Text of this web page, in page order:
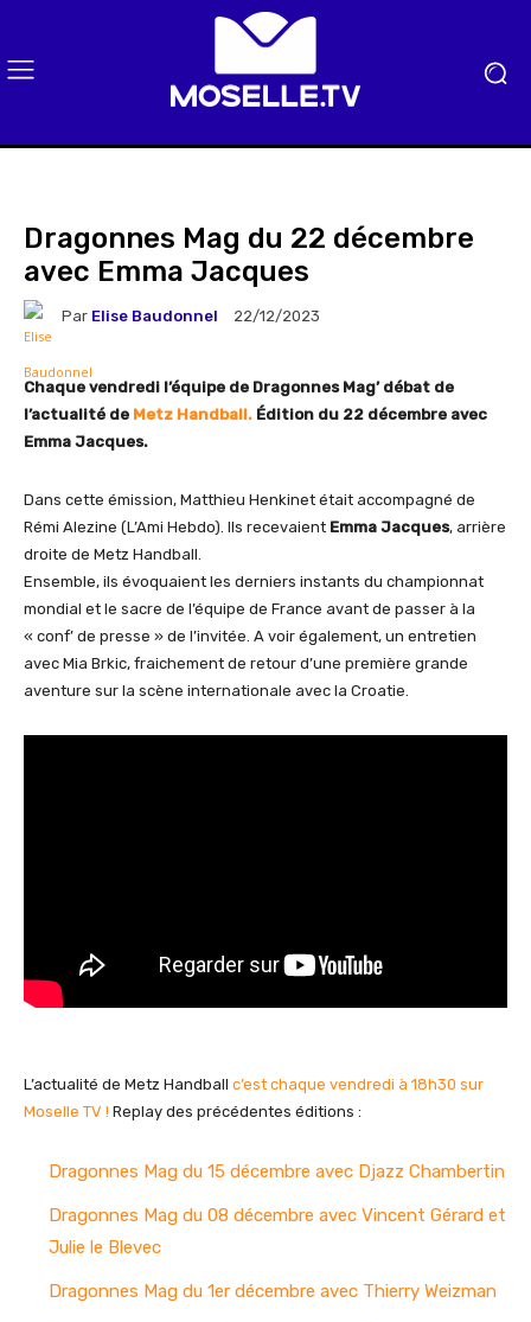
Dragonnes Mag du 22 décembre
avec Emma Jacques
Par Elise Baudonnel 22/12/2023
Chaque vendredi l’équipe de Dragonnes Mag’ débat de
l’actualité de Metz Handball. Édition du 22 décembre avec
Emma Jacques.
Dans cette émission, Matthieu Henkinet était accompagné de
Rémi Alezine (L’Ami Hebdo). Ils recevaient Emma Jacques, arrière
droite de Metz Handball.
Ensemble, ils évoquaient les derniers instants du championnat
mondial et le sacre de l’équipe de France avant de passer à la
« conf’ de presse » de l’invitée. A voir également, un entretien
avec Mia Brkic, fraichement de retour d’une première grande
aventure sur la scène internationale avec la Croatie.
L’actualité de Metz Handball c’est chaque vendredi à 18h30 sur
Moselle TV ! Replay des précédentes éditions :
Dragonnes Mag du 15 décembre avec Djazz Chambertin
Dragonnes Mag du 08 décembre avec Vincent Gérard et
Julie le Blevec
Dragonnes Mag du 1er décembre avec Thierry Weizman